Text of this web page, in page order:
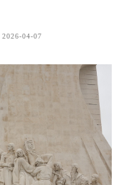
2026-04-07